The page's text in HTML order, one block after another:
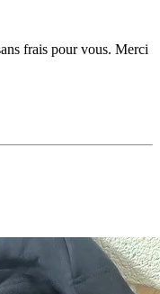
frais pour vous. Merci